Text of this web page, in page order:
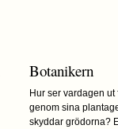
Botanikern
Hur ser vardagen
genom sina
skyddar grödorna?